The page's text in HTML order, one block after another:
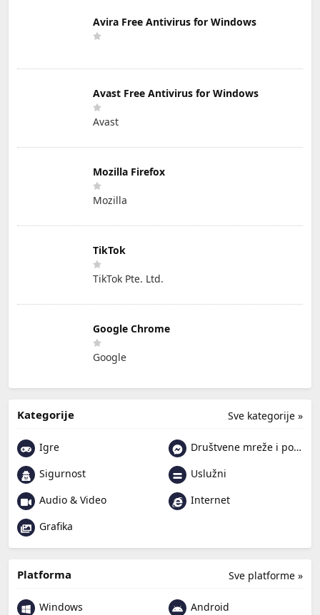
Avira Free Antivirus for Windows
Avast Free Antivirus for Windows
Avast
Mozilla Firefox
Mozilla
TikTok
TikTok Pte. Ltd.
Google Chrome
Google
Sve kategorije »
Kategorije
Igre
Društvene mreže i poruke
Sigurnost
Uslužni
Audio & Video
Internet
Grafika
Sve platforme »
Platforma
Windows
Android